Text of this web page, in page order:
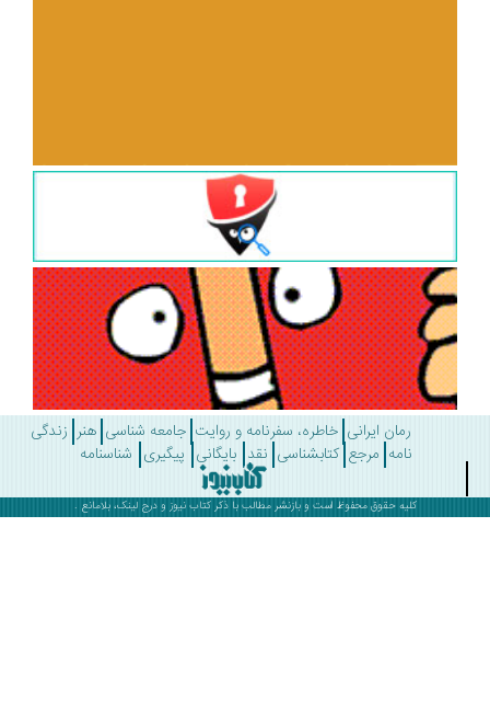
رمان ایرانی خاطره، سفرنامه و روایت جامعه شناسی هنر زندگی
مرجع کتابشناسی نقد بایگانی پیگیری شناسنامه
کلیه حقوق محفوظ است و بازنشر مطالب با ذکرکتاب نیوزو درج لینک، بلامانع .